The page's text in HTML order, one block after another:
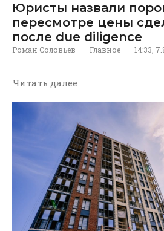
Юристы назвали
пересмотре цены
после due diligence
Роман Соловьев · Главное · 14:33,
Читать далее